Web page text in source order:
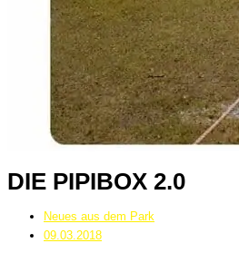
DIE PIPIBOX 2.0
Neues aus dem Park
09.03.2018